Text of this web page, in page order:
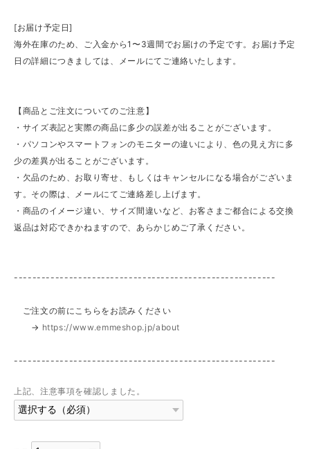
[お届け予定日]
海外在庫のため、ご入金から1〜3週間でお届けの予定です。お届け予定
日の詳細につきましては、メールにてご連絡いたします。
【商品とご注文についてのご注意】
・サイズ表記と実際の商品に多少の誤差が出ることがございます。
・パソコンやスマートフォンのモニターの違いにより、色の見え方に多
少の差異が出ることがございます。
・欠品のため、お取り寄せ、もしくはキャンセルになる場合がございま
す。その際は、メールにてご連絡差し上げます。
・商品のイメージ違い、サイズ間違いなど、お客さまご都合による交換
返品は対応できかねますので、あらかじめご了承ください。
---------------------------------------------------------
ご注文の前にこちらをお読みください
→ https://www.emmeshop.jp/about
---------------------------------------------------------
上記、注意事項を確認しました。